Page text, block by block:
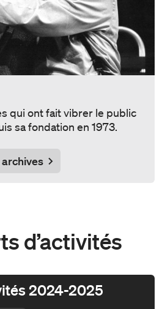
qui ont fait vibrer le public
sa fondation en 1973.
d’activités
2024-2025